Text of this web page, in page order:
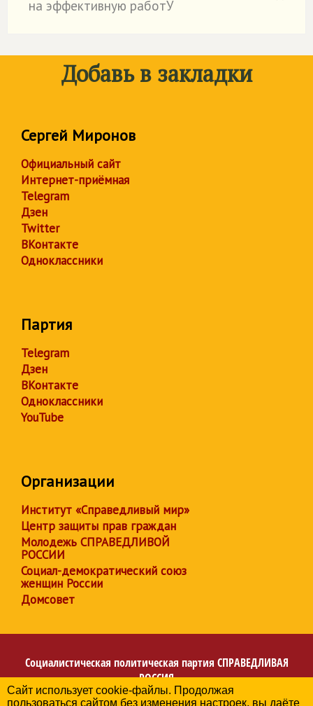
на эффективную работУ
Добавь в закладки
Сергей Миронов
Официальный сайт
Интернет-приёмная
Telegram
Дзен
Twitter
ВКонтакте
Одноклассники
Партия
Telegram
Дзен
ВКонтакте
Одноклассники
YouTube
Организации
Институт «Справедливый мир»
Центр защиты прав граждан
Молодежь СПРАВЕДЛИВОЙ
РОССИИ
Социал-демократический союз
женщин России
Домсовет
Социалистическая политическая партия СПРАВЕДЛИВАЯ
РОССИЯ
Региональное отделение партии в Республике
Сайт использует cookie-файлы. Продолжая
пользоваться сайтом без изменения настроек, вы даёте